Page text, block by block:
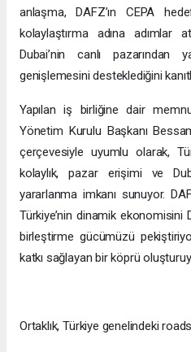
anlaşma, DAFZ’ın CEPA
kolaylaştırma adına adımlar
Dubai’nin canlı pazarından
genişlemesini desteklediğini
Yapılan iş birliğine dair
Yönetim Kurulu Başkanı
çerçevesiyle uyumlu olarak,
kolaylık, pazar erişimi ve
yararlanma imkanı sunuyor.
Türkiye’nin dinamik ekonomisini
birleştirme gücümüzü
katkı sağlayan bir köprü
Ortaklık, Türkiye genelindeki